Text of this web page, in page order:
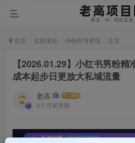
首页 实操项目 AI创作与变现 正文
【2026.01.29】小红书男粉
成本起步日更放大私域流量
老高
4个月前更新